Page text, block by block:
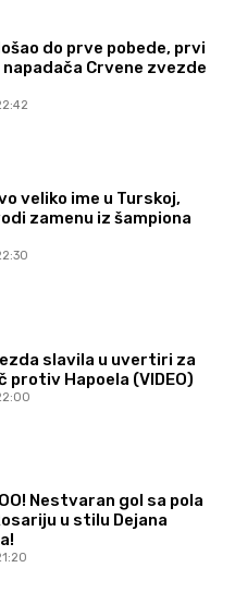
do prve pobede, prvi
Crvene zvezde
veliko ime u Turskoj,
zamenu iz šampiona
slavila u uvertiri za
protiv Hapoela (VIDEO)
Nestvaran gol sa pola
u stilu Dejana